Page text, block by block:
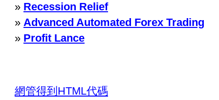
» Recession Relief
» Advanced Automated Forex Trading
» Profit Lance
網管得到HTML代碼